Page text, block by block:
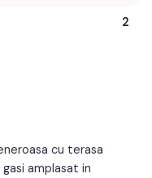
2
2020
cu terasa
amplasat in